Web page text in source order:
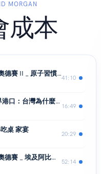
MORGAN
成本
【幸福的機會成本】Spock小宇宙 EP12 奧德賽 II _ 原子習慣 _ 小小的領導天份
41:10
MO經貿 EP 1 從一艘拼板舟，到一座世界港口：台灣為什麼注定與貿易相遇
16:49
桌 家宴
20:29
【幸福的機會成本】Spock小宇宙 EP11 奧德賽 _ 埃及阿比努斯 聖甲蟲 _ 遊戲王荷魯斯
52:14